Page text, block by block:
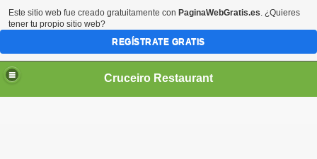
Cruceiro Restaurant
Este sitio web fue creado gratuitamente con PaginaWebGratis.es. ¿Quieres
tener tu propio sitio web?
REGÍSTRATE GRATIS